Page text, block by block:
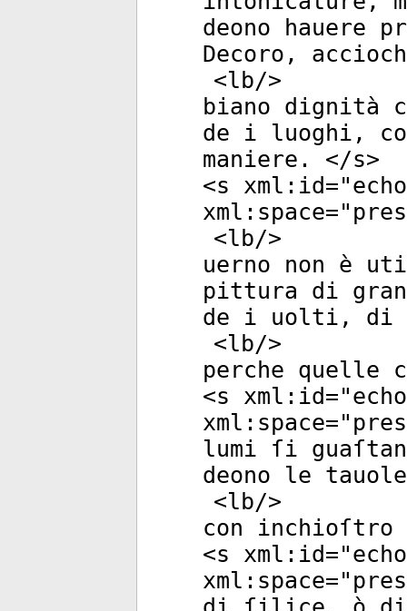
deono
Decoro,
<lb/>
biano dignità
de i luoghi,
maniere. </s>
<s xml:id="
xml:space="
<lb/>
uerno non è
pittura di
de i uolti, di
<lb/>
perche quelle
<s xml:id="
xml:space="
lumi ſi
deono le tauole
<lb/>
con inchioſtro
<s xml:id="
xml:space="